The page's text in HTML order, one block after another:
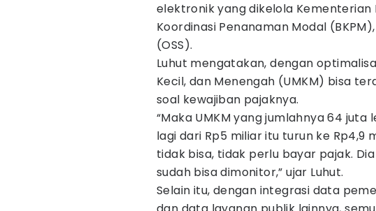
elektronik yang dikelola Kementerian
Koordinasi Penanaman Modal
(OSS).
Luhut mengatakan, dengan
Kecil, dan Menengah (UMKM) bisa
soal kewajiban pajaknya.
“Maka UMKM yang jumlahnya 64
lagi dari Rp5 miliar itu turun ke Rp4,9
tidak bisa, tidak perlu bayar pajak.
sudah bisa dimonitor,” ujar Luhut.
Selain itu, dengan integrasi data